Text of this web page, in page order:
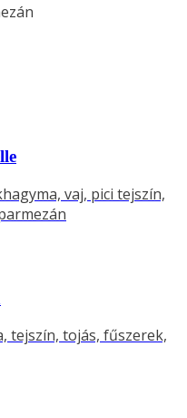
vaj, pici tejszín,
tejszín, tojás, fűszerek,